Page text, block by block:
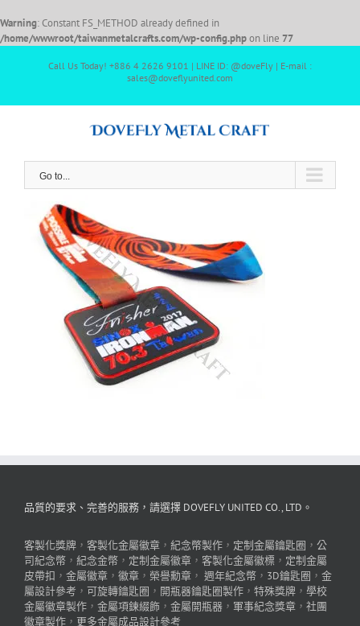
Warning: Constant FS_METHOD already defined in
/home/wwwroot/taiwanmetalcrafts.com/wp-config.phpon line 77
Call Us Today! +886 4 2626 9101 | LINE ID: @doveFly | E-mail :
sales@doveflyunited.com
Go to...
品質的要求、完善的服務，請選擇 DOVEFLY UNITED CO., LTD。
客製化獎牌 ， 客製化金屬徽章 ， 紀念幣製作 ， 定制金屬鑰匙圈 ， 公
司紀念幣 ， 紀念金幣 ， 定制金屬徽章 ， 客製化金屬徽標 ， 定制金屬
皮帶扣 ， 金屬徽章 ， 徽章 ， 榮譽勳章 ， 週年紀念幣 ， 3D鑰匙圈 ， 金
屬設計參考 ， 可旋轉鑰匙圈 ， 開瓶器鑰匙圈製作 ， 特殊獎牌 ， 學校
金屬徽章製作 ， 金屬項鍊綴飾 ， 金屬開瓶器 ， 軍事紀念獎章 ， 社團
徽章製作 ， 更多金屬成品設計參考